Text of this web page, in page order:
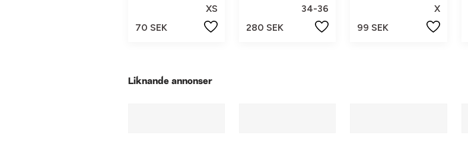
XS
70 SEK
34-36
280 SEK
X
99 SEK
Liknande annonser